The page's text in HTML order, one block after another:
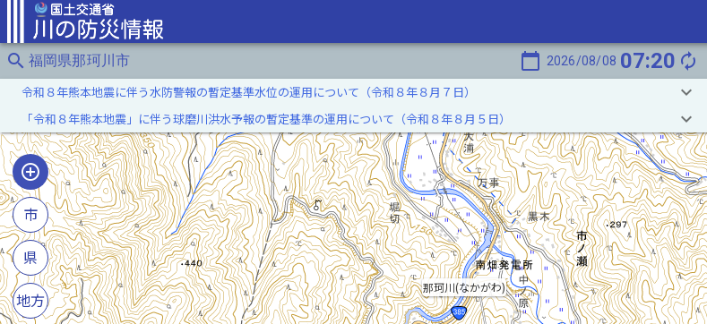
search 福岡県那珂川市 calendar_today 2026/08/08 07:20 autorenew
那珂川(なかがわ)
令和８年熊本地震に伴う水防警報の暫定基準水位の運用について（令和８年８月７日） keyboard_arrow_down
「令和８年熊本地震」に伴う球磨川洪水予報の暫定基準の運用について（令和８年８月５日） keyboard_arrow_down
市
県
地方